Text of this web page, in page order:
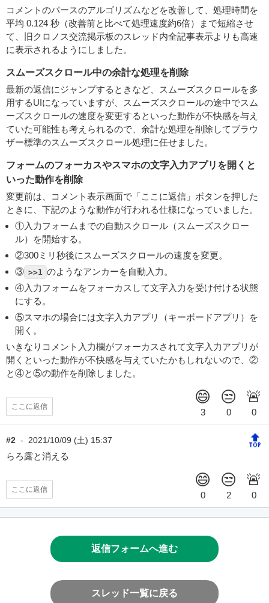
コメントのパースのアルゴリズムなどを改善して、処理時間を
平均 0.124 秒（改善前と比べて処理速度約6倍）まで短縮させ
て、旧クロノス交流掲示板のスレッド内全記事表示よりも高速
に表示されるようにしました。
スムーズスクロール中の余計な処理を削除
最新の返信にジャンプするときなど、スムーズスクロールを多
用するUIになっていますが、スムーズスクロールの途中でスム
ーズスクロールの速度を変更するといった動作が不快感を与え
ていた可能性も考えられるので、余計な処理を削除してブラウ
ザー標準のスムーズスクロール処理に任せました。
フォームのフォーカスやスマホの文字入力アプリを開くと
いった動作を削除
変更前は、コメント表示画面で「ここに返信」ボタンを押した
ときに、下記のような動作が行われる仕様になっていました。
①入力フォームまでの自動スクロール（スムーズスクロー
ル）を開始する。
②300ミリ秒後にスムーズスクロールの速度を変更。
③ >>1 のようなアンカーを自動入力。
④入力フォームをフォーカスして文字入力を受け付ける状態
にする。
⑤スマホの場合には文字入力アプリ（キーボードアプリ）を
開く。
いきなりコメント入力欄がフォーカスされて文字入力アプリが
開くといった動作が不快感を与えていたかもしれないので、②
と④と⑤の動作を削除しました。
ここに返信
#2 - 2021/10/09 (土) 15:37 🔝
らろ露と消える
ここに返信
返信フォームへ進む
スレッド一覧に戻る